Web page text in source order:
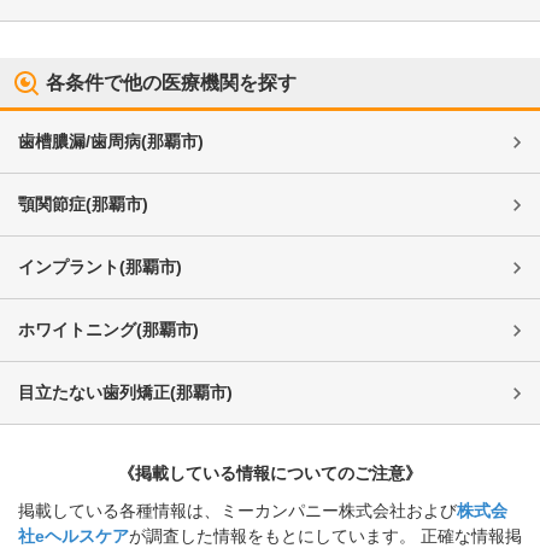
各条件で他の医療機関を探す
歯槽膿漏/歯周病(那覇市)
顎関節症(那覇市)
インプラント(那覇市)
ホワイトニング(那覇市)
目立たない歯列矯正(那覇市)
《掲載している情報についてのご注意》
掲載している各種情報は、ミーカンパニー株式会社および株式会
社eヘルスケアが調査した情報をもとにしています。 正確な情報掲